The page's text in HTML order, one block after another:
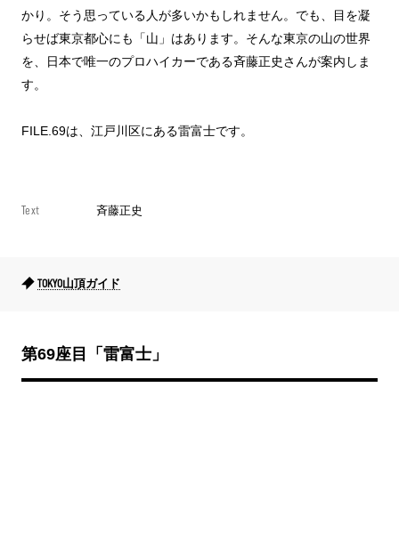
かり。そう思っている人が多いかもしれません。でも、目を凝
らせば東京都心にも「山」はあります。そんな東京の山の世界
を、日本で唯一のプロハイカーである斉藤正史さんが案内しま
す。
FILE.69は、江戸川区にある雷富士です。
Text 斉藤正史
TOKYO山頂ガイド
第69座目 「雷富士 」